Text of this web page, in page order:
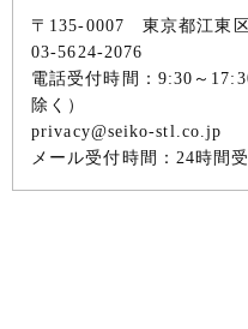
〒135-0007 東京都江東
03-5624-2076
電話受付時間：9:30～
除く）
privacy@seiko-stl.co.jp
メール受付時間：24時間